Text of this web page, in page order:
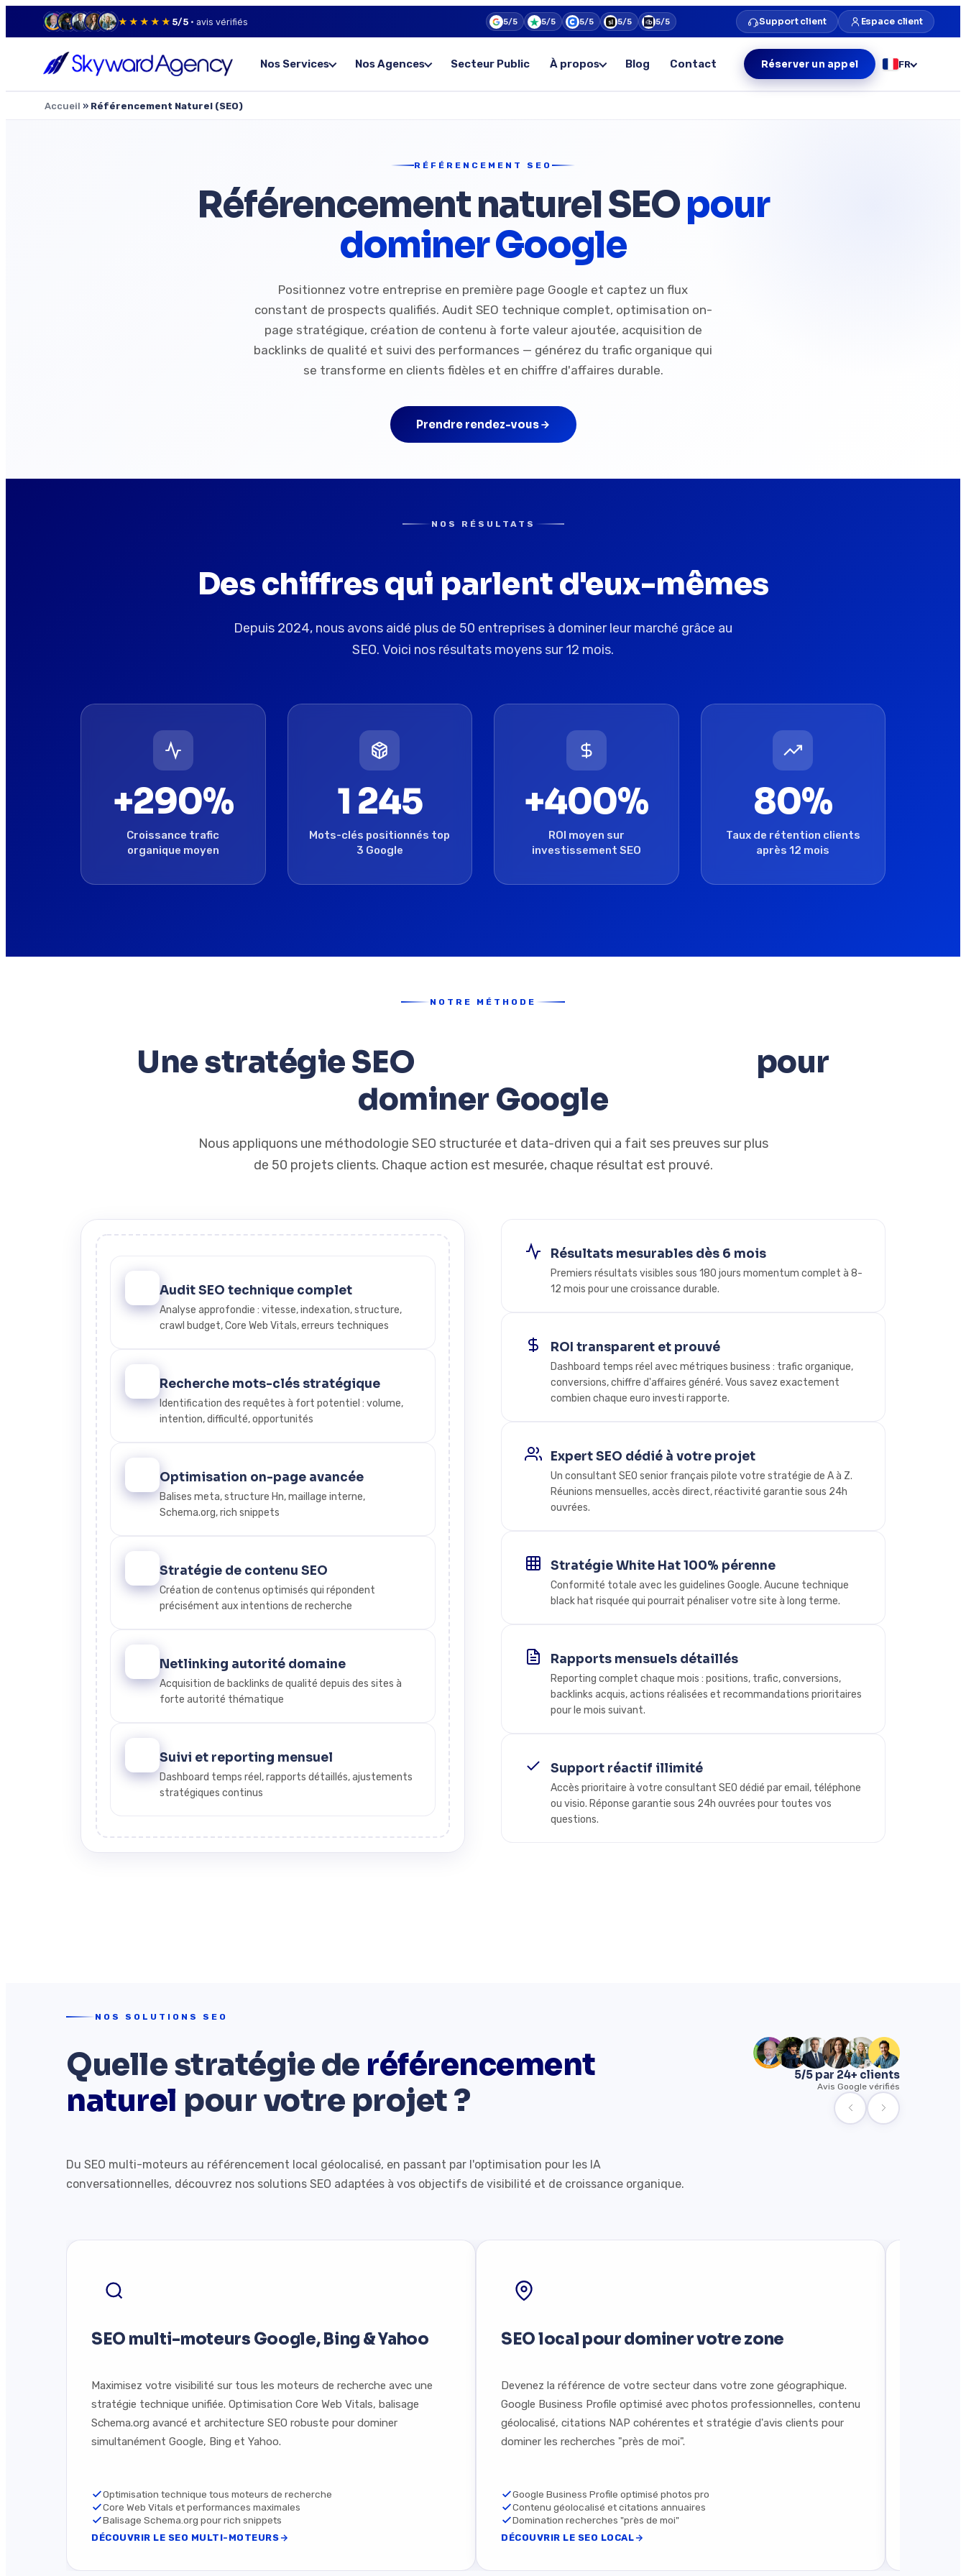
★★★★★ 5/5 · avis vérifiés 5/5 5/5 5/5 5/5 5/5 Support client Espace client
Nos Services Nos Agences Secteur Public À propos Blog Contact Réserver un appel FR
Accueil » Référencement Naturel (SEO)
RÉFÉRENCEMENT SEO
Référencement naturel SEOpour
dominer Google
Positionnez votre entreprise en première page Google et captez un flux
constant de prospects qualifiés. Audit SEO technique complet, optimisation on-
page stratégique, création de contenu à forte valeur ajoutée, acquisition de
backlinks de qualité et suivi des performances — générez du trafic organique qui
se transforme en clients fidèles et en chiffre d'affaires durable.
Prendre rendez-vous
NOS RÉSULTATS
Des chiffres qui parlent d'eux-mêmes
Depuis 2024, nous avons aidé plus de 50 entreprises à dominer leur marché grâce au
SEO. Voici nos résultats moyens sur 12 mois.
+290%
Croissance trafic
organique moyen
1 245
Mots-clés positionnés top
3 Google
+400%
ROI moyen sur
investissement SEO
80%
Taux de rétention clients
après 12 mois
NOTRE MÉTHODE
Une stratégie SEO
pour
dominer Google
Nous appliquons une méthodologie SEO structurée et data-driven qui a fait ses preuves sur plus
de 50 projets clients. Chaque action est mesurée, chaque résultat est prouvé.
Audit SEO technique complet
Analyse approfondie : vitesse, indexation, structure,
crawl budget, Core Web Vitals, erreurs techniques
Recherche mots-clés stratégique
Identification des requêtes à fort potentiel : volume,
intention, difficulté, opportunités
Optimisation on-page avancée
Balises meta, structure Hn, maillage interne,
Schema.org, rich snippets
Stratégie de contenu SEO
Création de contenus optimisés qui répondent
précisément aux intentions de recherche
Netlinking autorité domaine
Acquisition de backlinks de qualité depuis des sites à
forte autorité thématique
Suivi et reporting mensuel
Dashboard temps réel, rapports détaillés, ajustements
stratégiques continus
Résultats mesurables dès 6 mois
Premiers résultats visibles sous 180 jours momentum complet à 8-
12 mois pour une croissance durable.
ROI transparent et prouvé
Dashboard temps réel avec métriques business : trafic organique,
conversions, chiffre d'affaires généré. Vous savez exactement
combien chaque euro investi rapporte.
Expert SEO dédié à votre projet
Un consultant SEO senior français pilote votre stratégie de A à Z.
Réunions mensuelles, accès direct, réactivité garantie sous 24h
ouvrées.
Stratégie White Hat 100% pérenne
Conformité totale avec les guidelines Google. Aucune technique
black hat risquée qui pourrait pénaliser votre site à long terme.
Rapports mensuels détaillés
Reporting complet chaque mois : positions, trafic, conversions,
backlinks acquis, actions réalisées et recommandations prioritaires
pour le mois suivant.
Support réactif illimité
Accès prioritaire à votre consultant SEO dédié par email, téléphone
ou visio. Réponse garantie sous 24h ouvrées pour toutes vos
questions.
NOS SOLUTIONS SEO
Quelle stratégie de référencement
naturel pour votre projet ?
Du SEO multi-moteurs au référencement local géolocalisé, en passant par l'optimisation pour les IA
conversationnelles, découvrez nos solutions SEO adaptées à vos objectifs de visibilité et de croissance organique.
5/5 par 24+ clients
Avis Google vérifiés
SEO multi-moteurs Google, Bing & Yahoo
Maximisez votre visibilité sur tous les moteurs de recherche avec une
stratégie technique unifiée. Optimisation Core Web Vitals, balisage
Schema.org avancé et architecture SEO robuste pour dominer
simultanément Google, Bing et Yahoo.
Optimisation technique tous moteurs de recherche
Core Web Vitals et performances maximales
Balisage Schema.org pour rich snippets
DÉCOUVRIR LE SEO MULTI-MOTEURS
SEO local pour dominer votre zone
Devenez la référence de votre secteur dans votre zone géographique.
Google Business Profile optimisé avec photos professionnelles, contenu
géolocalisé, citations NAP cohérentes et stratégie d'avis clients pour
dominer les recherches "près de moi".
Google Business Profile optimisé photos pro
Contenu géolocalisé et citations annuaires
Domination recherches "près de moi"
DÉCOUVRIR LE SEO LOCAL